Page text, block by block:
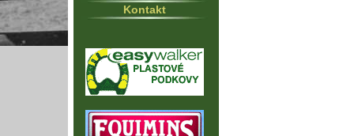
Kontakt